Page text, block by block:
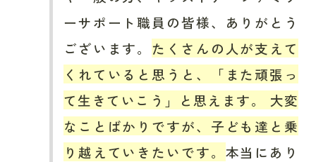
ーサポート職員の皆様、ありがとう
ございます。 たくさんの人が支えて
くれていると思うと、「また頑張っ
て生きていこう」と思えます。 大変
なことばかりですが、子ども達と乗
り越えていきたいです。 本当にあり